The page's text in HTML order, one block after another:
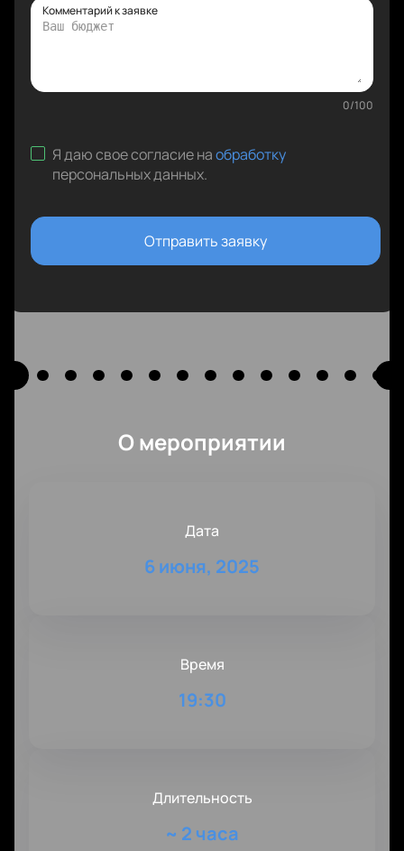
Комментарий к заявке
0/100
Я даю свое согласие наобработку
персональных данных.
Отправить заявку
О мероприятии
Дата
6 июня, 2025
Время
19:30
Длительность
~ 2 часа